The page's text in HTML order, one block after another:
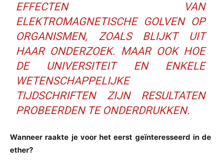
EFFECTEN VAN
ELEKTROMAGNETISCHE GOLVEN OP
ORGANISMEN, ZOALS BLIJKT UIT
HAAR ONDERZOEK. MAAR OOK HOE
DE UNIVERSITEIT EN ENKELE
WETENSCHAPPELIJKE
TIJDSCHRIFTEN ZIJN RESULTATEN
PROBEERDEN TE ONDERDRUKKEN.
Wanneer raakte je voor het eerst geïnteresseerd in de
ether?